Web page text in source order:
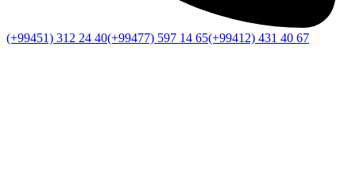
(+99451) 312 24 40(+99477) 597 14 65(+99412) 431 40 67